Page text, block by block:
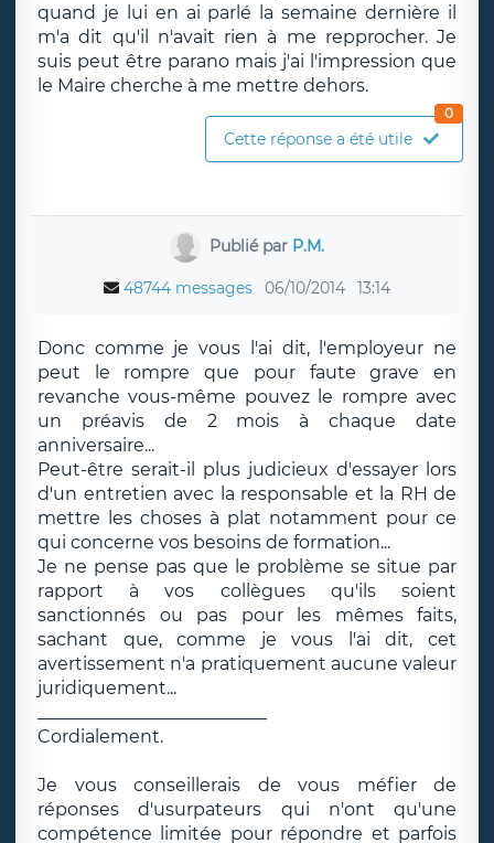
quand je lui en ai parlé la semaine dernière il
m'a dit qu'il n'avait rien à me repprocher. Je
suis peut être parano mais j'ai l'impression que
le Maire cherche à me mettre dehors.
Cette réponse a été utile
0
Publié par P.M.
48744 messages 06/10/2014 13:14
Donc comme je vous l'ai dit, l'employeur ne
peut le rompre que pour faute grave en
revanche vous-même pouvez le rompre avec
un préavis de 2 mois à chaque date
anniversaire...
Peut-être serait-il plus judicieux d'essayer lors
d'un entretien avec la responsable et la RH de
mettre les choses à plat notamment pour ce
qui concerne vos besoins de formation...
Je ne pense pas que le problème se situe par
rapport à vos collègues qu'ils soient
sanctionnés ou pas pour les mêmes faits,
sachant que, comme je vous l'ai dit, cet
avertissement n'a pratiquement aucune valeur
juridiquement...
Cordialement.
Je vous conseillerais de vous méfier de
réponses d'usurpateurs qui n'ont qu'une
compétence limitée pour répondre et parfois